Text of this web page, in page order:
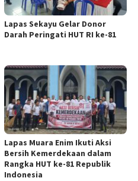
Lapas Sekayu Gelar Donor
Darah Peringati HUT RI ke-81
Lapas Muara Enim Ikuti Aksi
Bersih Kemerdekaan dalam
Rangka HUT ke-81 Republik
Indonesia